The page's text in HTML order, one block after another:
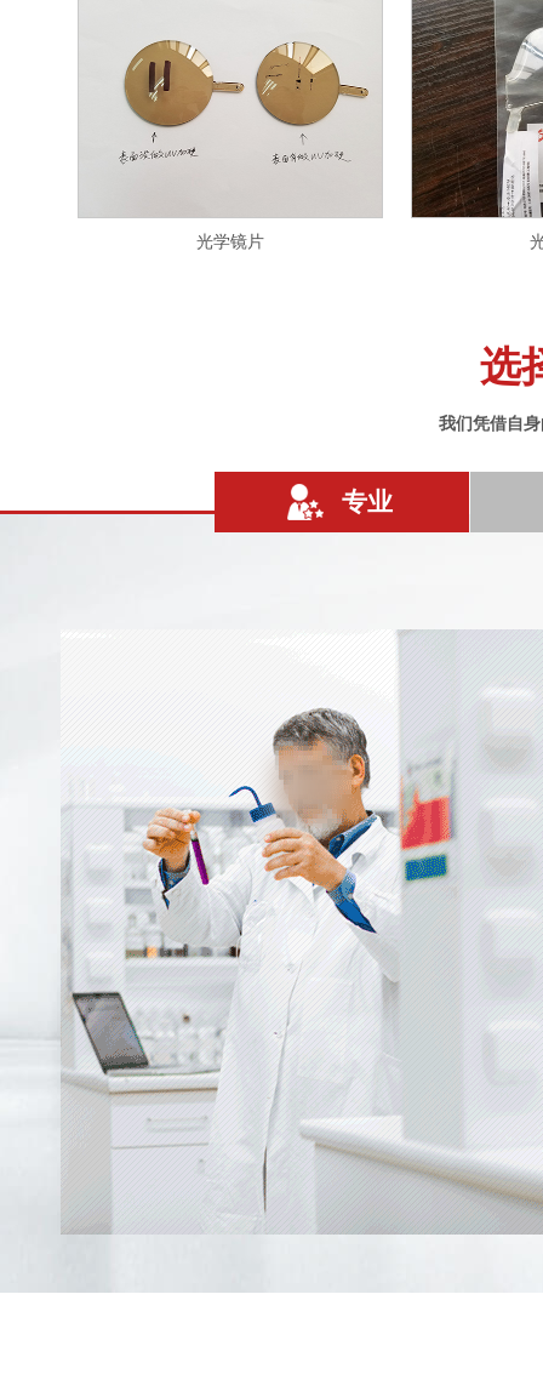
光学镜片
选
我们凭借自
专业